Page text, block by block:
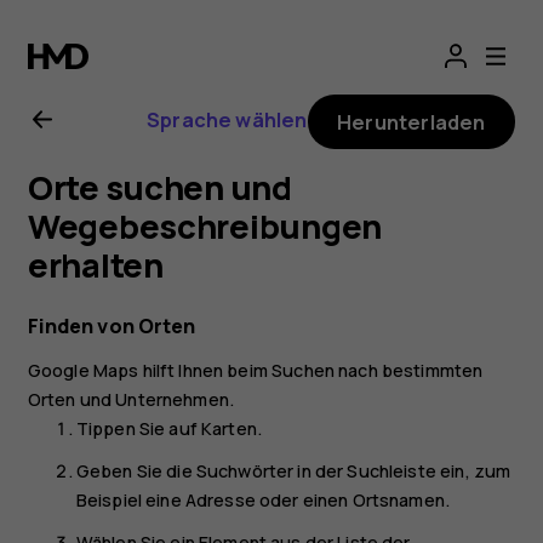
Nokia
G11 Sprache wählen Herunterladen
Orte suchen und
Wegebeschreibungen
erhalten
Finden von Orten
Google Maps hilft Ihnen beim Suchen nach bestimmten
Orten und Unternehmen.
Tippen Sie aufKarten.
Geben Sie die Suchwörter in der Suchleiste ein, zum
Beispiel eine Adresse oder einen Ortsnamen.